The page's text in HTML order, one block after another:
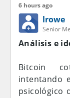
6 hours ago
lrowe
Senior
Análisis e
Bitcoin
intentando
psicológico